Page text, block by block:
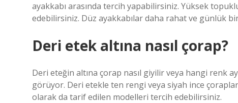
ayakkabı arasında tercih yapabilirsiniz. Yüksek
edebilirsiniz. Düz ayakkabılar daha rahat ve günlük
Deri etek altına nasıl çorap?
Deri eteğin altına çorap nasıl giyilir veya hangi renk
görüyor. Deri etekle ten rengi veya siyah ince
olarak da tarif edilen modelleri tercih edebilirsiniz.